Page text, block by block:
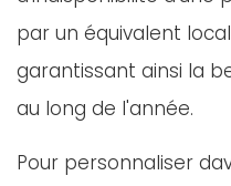
par un équivalent
garantissant ainsi la
au long de l'année.
Pour personnaliser